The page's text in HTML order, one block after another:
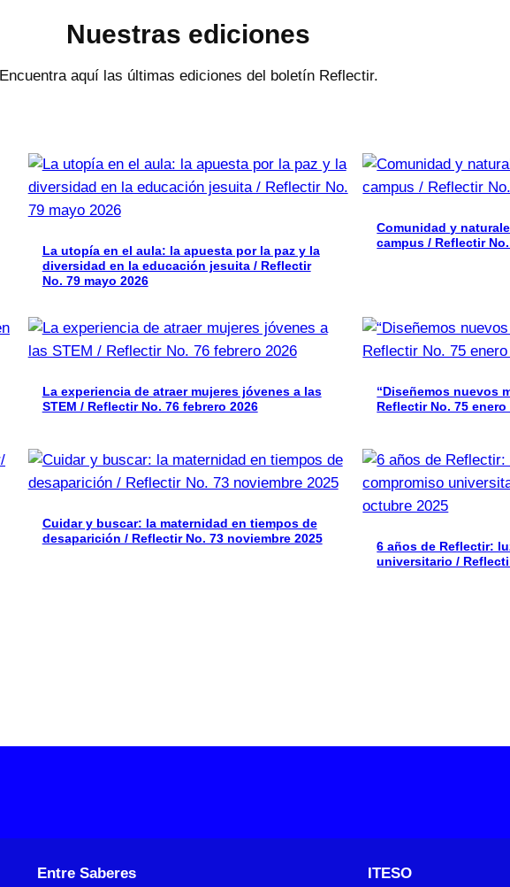
Nuestras ediciones
Encuentra aquí las últimas ediciones del boletín Reflectir.
La utopía en el aula: la apuesta por la paz y la
diversidad en la educación jesuita / Reflectir
No. 79 mayo 2026
Comunidad y
campus / Reflectir
La experiencia de atraer mujeres jóvenes a las
STEM / Reflectir No. 76 febrero 2026
“Diseñemos nuevos
Reflectir No. 75 enero
Cuidar y buscar: la maternidad en tiempos de
desaparición / Reflectir No. 73 noviembre 2025
6 años de Reflectir:
universitario /
Entre Saberes ITESO